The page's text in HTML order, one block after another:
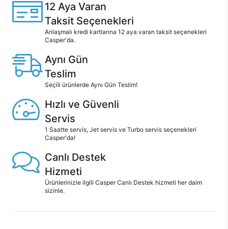
12 Aya Varan
Taksit Seçenekleri
Anlaşmalı kredi kartlarına 12 aya varan taksit seçenekleri
Casper'da.
Aynı Gün
Teslim
Seçili ürünlerde Aynı Gün Teslim!
Hızlı ve Güvenli
Servis
1 Saatte servis, Jet servis ve Turbo servis seçenekleri
Casper'da!
Canlı Destek
Hizmeti
Ürünlerinizle ilgili Casper Canlı Destek hizmeti her daim
sizinle.